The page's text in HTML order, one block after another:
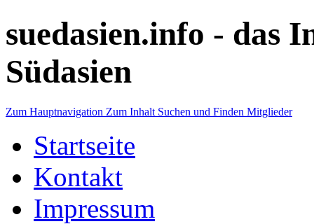
suedasien.info - das
Südasien
Zum Hauptnavigation Zum Inhalt Suchen und Finden Mitglieder
Startseite
Kontakt
Impressum